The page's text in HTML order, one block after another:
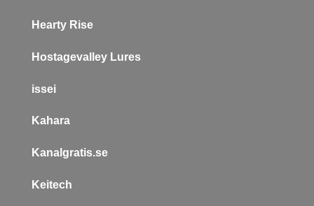
Hearty Rise
Hostagevalley Lures
issei
Kahara
Kanalgratis.se
Keitech